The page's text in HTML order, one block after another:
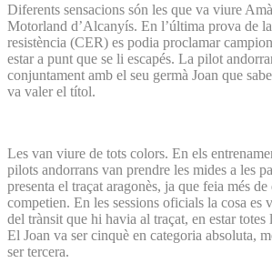
Diferents sensacions són les que va viure
Motorland d’Alcanyís. En l’última prova de
resistència (CER) es podia proclamar
estar a punt que se li escapés. La pilot
conjuntament amb el seu germà Joan que
va valer el títol.
Les van viure de tots colors. En els
pilots andorrans van prendre les mides a les
presenta el traçat aragonès, ja que feia més
competien. En les sessions oficials la cosa es
del trànsit que hi havia al traçat, en estar totes
El Joan va ser cinquè en categoria absoluta,
ser tercera.